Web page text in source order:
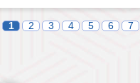
1 2 3 4 5 6 7